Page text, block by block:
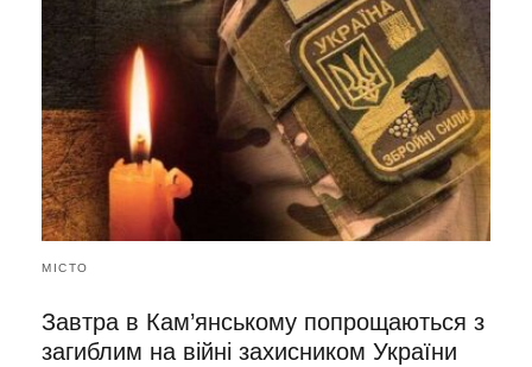
МІСТО
Завтра в Кам’янському попрощаються з
загиблим на війні захисником України